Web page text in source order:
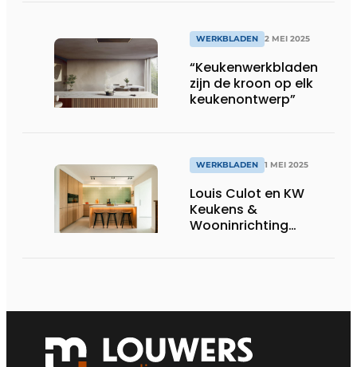
WERKBLADEN 2 MEI 2025
“Keukenwerkbladen
zijn de kroon op elk
keukenontwerp”
WERKBLADEN 1 MEI 2025
Louis Culot en KW
Keukens &
Wooninrichting